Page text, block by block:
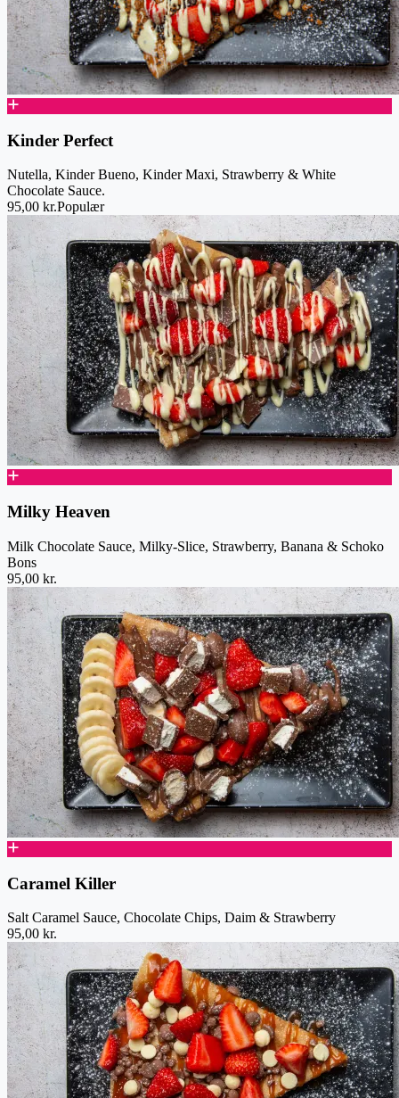
Kinder Perfect
Nutella, Kinder Bueno, Kinder Maxi, Strawberry & White
Chocolate Sauce.
95,00 kr.Populær
Milky Heaven
Milk Chocolate Sauce, Milky-Slice, Strawberry, Banana & Schoko
Bons
95,00 kr.
Caramel Killer
Salt Caramel Sauce, Chocolate Chips, Daim & Strawberry
95,00 kr.